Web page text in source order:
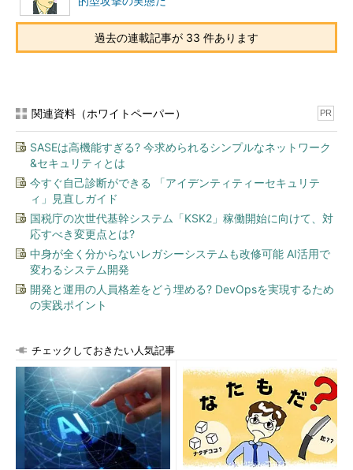
過去の連載記事が 33 件あります
関連資料（ホワイトペーパー） PR
SASEは高機能すぎる? 今求められるシンプルなネットワーク
&セキュリティとは
今すぐ自己診断ができる 「アイデンティティーセキュリテ
ィ」見直しガイド
国税庁の次世代基幹システム「KSK2」稼働開始に向けて、対
応すべき変更点とは?
中身が全く分からないレガシーシステムも改修可能 AI活用で
変わるシステム開発
開発と運用の人員格差をどう埋める? DevOpsを実現するため
の実践ポイント
チェックしておきたい人気記事